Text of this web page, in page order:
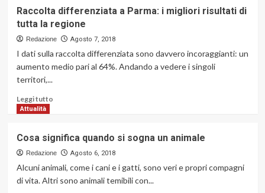
Raccolta differenziata a Parma: i migliori risultati di
tutta la regione
Redazione Agosto 7, 2018
I dati sulla raccolta differenziata sono davvero incoraggianti: un
aumento medio pari al 64%. Andando a vedere i singoli
territori,...
Leggi tuttoLeggi
Raccolta
differenziata
a
Parma:
Attualità
Cosa significa quando si sogna un animale
Redazione Agosto 6, 2018
Alcuni animali, come i cani e i gatti, sono veri e propri compagni
di vita. Altri sono animali temibili con...